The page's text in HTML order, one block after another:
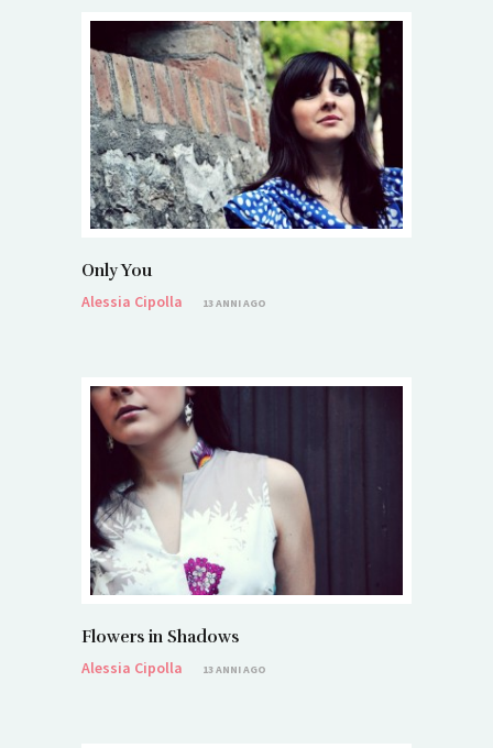
Only You
Alessia Cipolla
13 ANNI AGO
Flowers in Shadows
Alessia Cipolla
13 ANNI AGO